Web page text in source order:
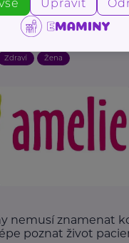
po kojení? Cesta
Zdraví Žena
nemusí znamenat
poznat život
Upravit